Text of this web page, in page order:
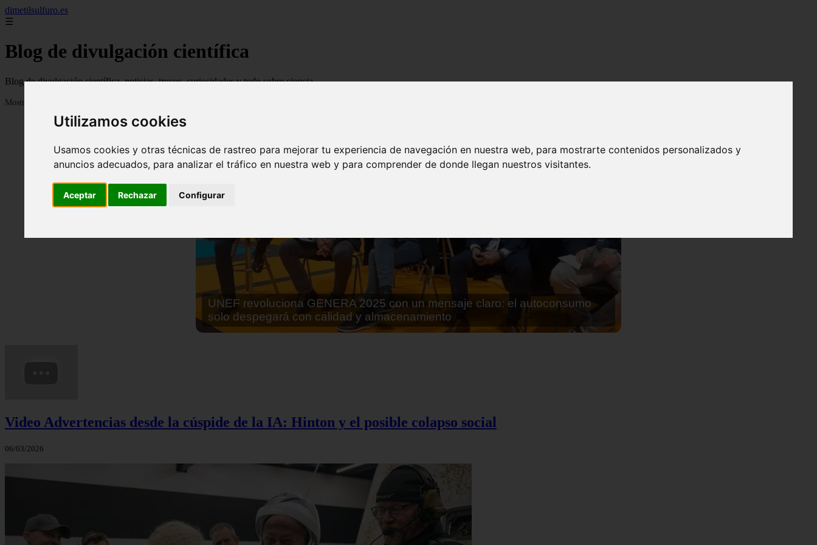
Utilizamos cookies
Usamos cookies y otras técnicas de rastreo para mejorar tu experiencia de navegación en nuestra web, para mostrarte contenidos personalizados y
anuncios adecuados, para analizar el tráfico en nuestra web y para comprender de donde llegan nuestros visitantes.
Aceptar Rechazar Configurar
dimetilsulfuro.es
☰
Blog de divulgación científica
Blog de divulgación científica, noticias, trucos, curiosidades y todo sobre ciencia
Mostrando 1 - 24 de 907 artículos
En África harán lo que parecía imposible: Utilizarán moléculas de agua para
cocinar sus alimentos
Video Advertencias desde la cúspide de la IA: Hinton y el posible colapso social
06/03/2026